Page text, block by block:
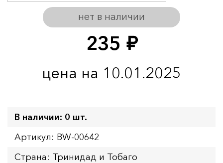
235 руб.
цена на 10.01.2025
нет в наличии
В наличии: 0 шт.
Артикул: BW-00642
Страна: Тринидад и Тобаго